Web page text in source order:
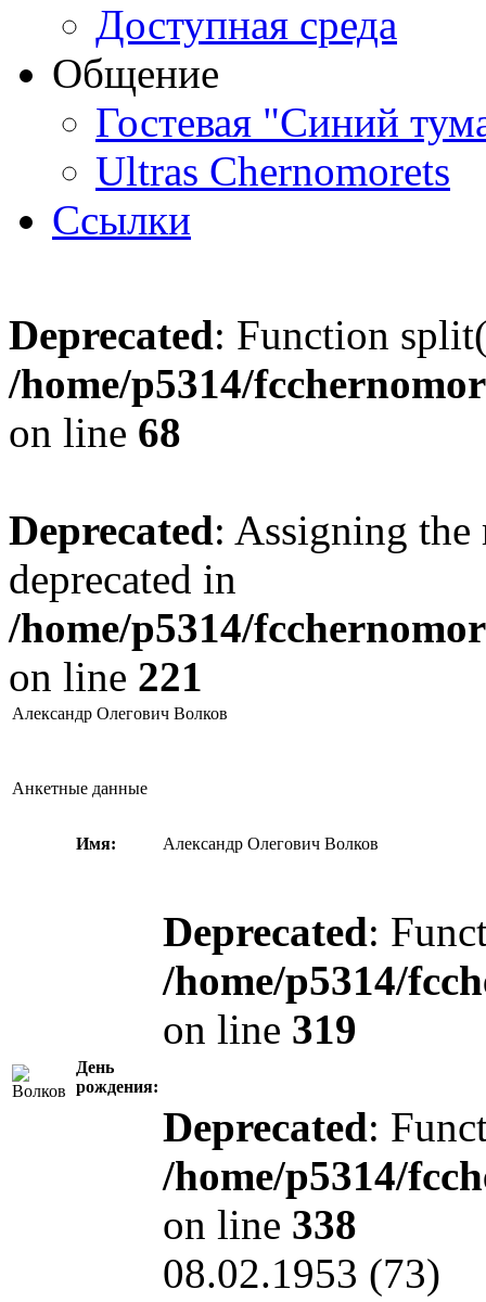
Доступная среда
Общение
Гостевая "Синий
Ultras Chernomorets
Ссылки
Deprecated: Function
/home/p5314/
on line 68
Deprecated: Assigning the
deprecated in
/home/p5314/
on line 221
Александр Олегович Волков
Анкетные данные
Имя: Александр Олегович Волков
День
рождения:
Deprecated:
/home/p5314/
on line 319
Deprecated:
/home/p5314/
on line 338
08.02.1953 (73)